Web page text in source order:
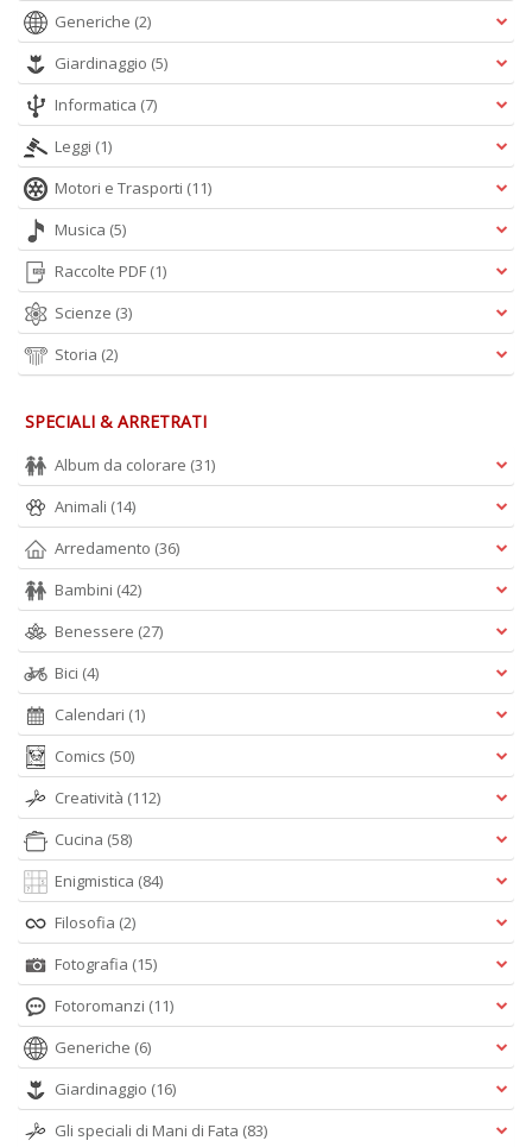
Generiche (2)
Giardinaggio (5)
Informatica (7)
Leggi (1)
Motori e Trasporti (11)
Musica (5)
Raccolte PDF (1)
Scienze (3)
Storia (2)
SPECIALI & ARRETRATI
Album da colorare (31)
Animali (14)
Arredamento (36)
Bambini (42)
Benessere (27)
Bici (4)
Calendari (1)
Comics (50)
Creatività (112)
Cucina (58)
Enigmistica (84)
Filosofia (2)
Fotografia (15)
Fotoromanzi (11)
Generiche (6)
Giardinaggio (16)
Gli speciali di Mani di Fata (83)